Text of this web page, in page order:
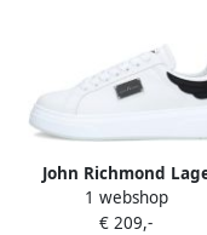
John Richmond
Sneakers 31018-A
1 webshop
€ 209,-